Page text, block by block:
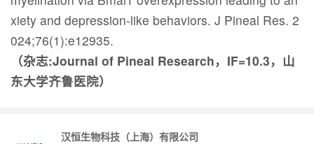
xiety and depression-like behaviors. J Pineal Res. 2
024;76(1):e12935.
（杂志:Journal of Pineal Research，IF=10.3，山
东大学齐鲁医院）
汉恒生物科技（上海）有限公司